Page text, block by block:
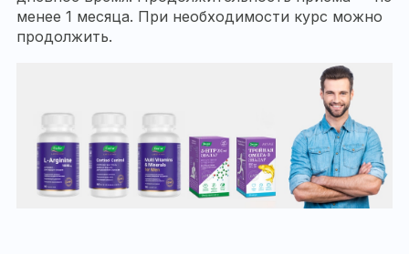
менее 1 месяца. При необходимости курс можно
продолжить.